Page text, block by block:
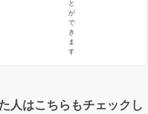
と
が
で
き
ま
す
人はこちらもチェックし